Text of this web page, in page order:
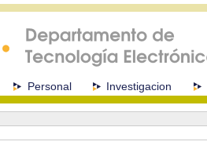
Personal Investigacion